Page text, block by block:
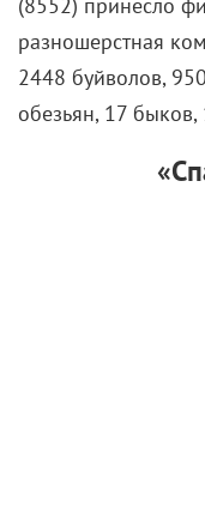
(8552) принесло
разношерстная
2448 буйволов,
обезьян, 17 быков,